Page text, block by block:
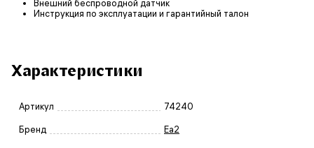
Внешний беспроводной датчик
Инструкция по эксплуатации и гарантийный талон
Характеристики
Артикул 74240
Бренд Еа2